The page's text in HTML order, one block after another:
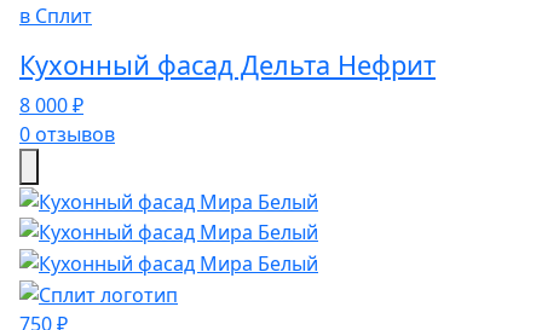
в Сплит
Кухонный фасад Дельта Нефрит
8 000 ₽
0 отзывов
750 ₽